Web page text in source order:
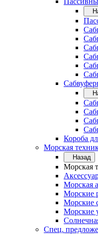
Короба
Морская
Назад
Морская
Морская
Морские
Морские
Морские
Спец.